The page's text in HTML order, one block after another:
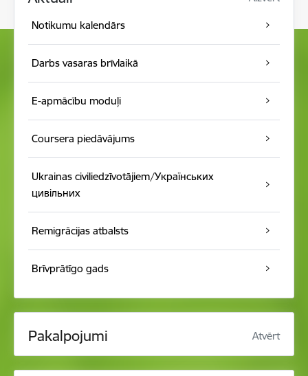
Notikumu kalendār s
Darbs vasaras brīvlaikā
E-apmācību moduļi
Coursera piedāvājums
Ukrainas civiliedzīvotājiem/Українських
цивільних
Remigrācijas atbalsts
Brīvprātīgo gads
Pakalpojumi Atvērt